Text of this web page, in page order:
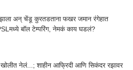
अन् चेंडू कुरतडताना फखर जमान रंगेहात
बॉल टेम्परिंग, नेमकं काय घडलं?
नेलं...; शाहीन आफ्रिदी आणि सिकंदर रझावर